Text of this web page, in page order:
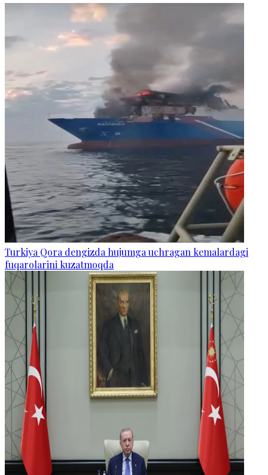
Turkiya Qora dengizda hujumga uchragan kemalardagi
fuqarolarini kuzatmoqda